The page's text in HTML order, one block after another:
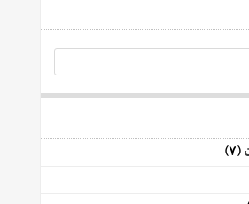
(7)